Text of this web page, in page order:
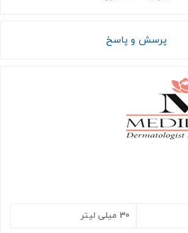
پرسش و پاسخ
30 میلی لیتر